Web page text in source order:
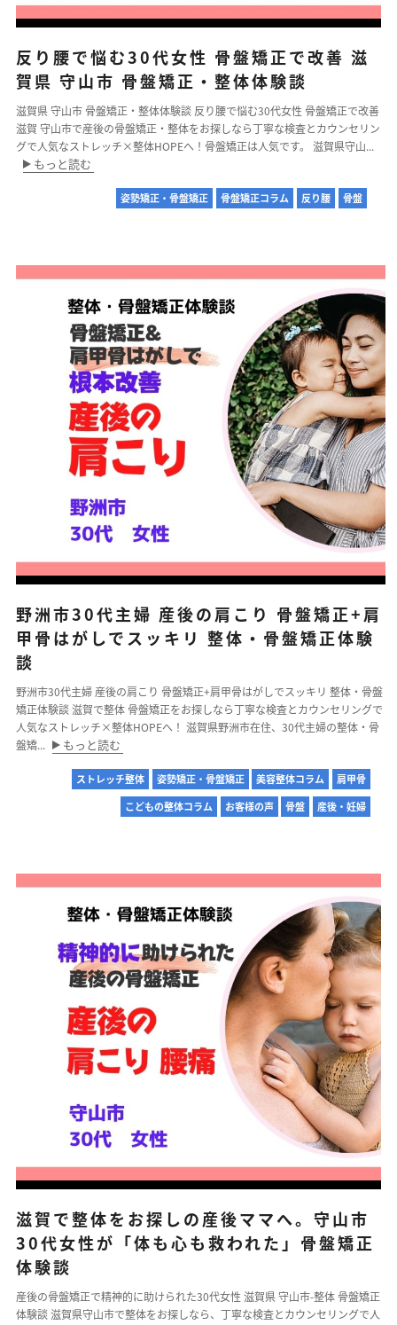
反り腰で悩む30代女性 骨盤矯正で改善 滋
賀県 守山市 骨盤矯正・整体体験談
滋賀県 守山市 骨盤矯正・整体体験談 反り腰で悩む30代女性 骨盤矯正で改善
滋賀 守山市で産後の骨盤矯正・整体をお探しなら丁寧な検査とカウンセリン
グで人気なストレッチ×整体HOPEへ！骨盤矯正は人気です。 滋賀県守山...
もっと読む
姿勢矯正・骨盤矯正 骨盤矯正コラム 反り腰 骨盤
野洲市30代主婦 産後の肩こり 骨盤矯正+肩
甲骨はがしでスッキリ 整体・骨盤矯正体験
談
野洲市30代主婦 産後の肩こり 骨盤矯正+肩甲骨はがしでスッキリ 整体・骨盤
矯正体験談 滋賀で整体 骨盤矯正をお探しなら丁寧な検査とカウンセリングで
人気なストレッチ×整体HOPEへ！ 滋賀県野洲市在住、30代主婦の整体・骨
盤矯...
もっと読む
ストレッチ整体 姿勢矯正・骨盤矯正 美容整体コラム
肩甲骨
こどもの整体コラム
お客様の声 骨盤 産後・妊婦
滋賀で整体をお探しの産後ママへ。守山市
30代女性が「体も心も救われた」骨盤矯正
体験談
産後の骨盤矯正で精神的に助けられた30代女性 滋賀県 守山市-整体 骨盤矯正
体験談 滋賀県守山市で整体をお探しなら、丁寧な検査とカウンセリングで人